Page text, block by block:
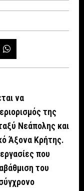
να
της
Νεάπολης και
Άξονα Κρήτης.
που
του